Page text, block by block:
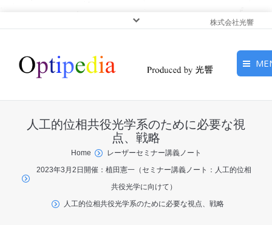
株式会社光響
ピックアップ
光応用・アプリケーショ
ン
人工的位相共役光学系のために必要な視
点、戦略
You are here:Home
レーザーセミナー講義ノート
2023年3月2日開催：植田憲一（セミナー講義ノート：人工的位相
共役光学に向けて）
人工的位相共役光学系のために必要な視点、戦略